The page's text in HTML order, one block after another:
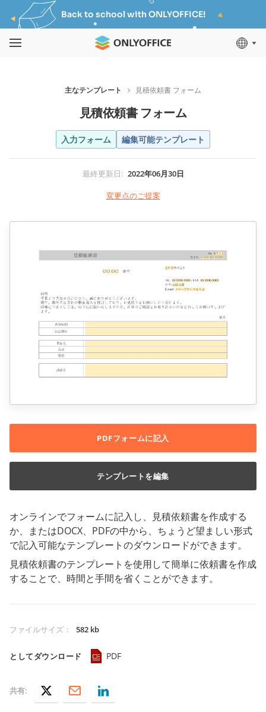
Back to school with ONLYOFFICE!
主なテンプレート 見積依頼書 フォーム
見積依頼書 フォーム
入力フォーム 編集可能テンプレート
最終更新日: 2022年06月30日
変更点のご提案
オンラインでフォームに記入し、見積依頼書を作成する
か、またはDOCX、PDFの中から、ちょうど望ましい形式
で記入可能なテンプレートのダウンロードができます。
見積依頼書のテンプレートを使用して簡単に依頼書を作成
することで、時間と手間を省くことができます。
ファイルサイズ ： 582 kb
としてダウンロード PDF
PDFフォームに記入
テンプレートを編集
共有: